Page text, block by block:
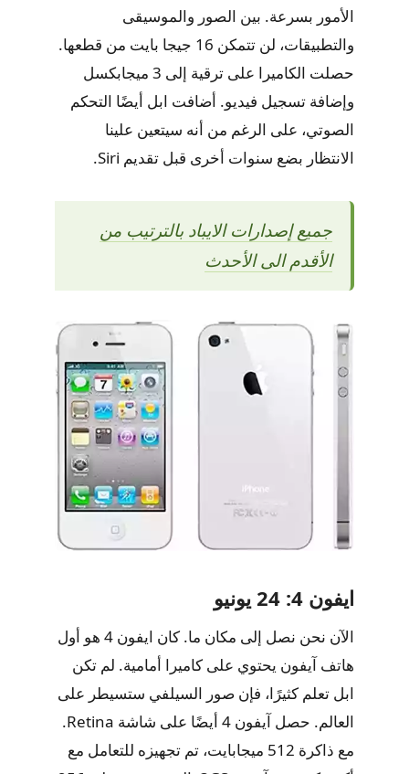
الأمور بسرعة. بين الصور والموسيقى
والتطبيقات، لن تتمكن 16 جيجا بايت من قطعها.
حصلت الكاميرا على ترقية إلى 3 ميجابكسل
وإضافة تسجيل فيديو. أضافت ابل أيضًا التحكم
الصوتي، على الرغم من أنه سيتعين علينا
الانتظار بضع سنوات أخرى قبل تقديم Siri.
جميع إصدارات الايباد بالترتيب من
الأقدم الى الأحدث
ايفون 4: 24 يونيو
الآن نحن نصل إلى مكان ما. كان ايفون 4 هو أول
هاتف آيفون يحتوي على كاميرا أمامية. لم تكن
ابل تعلم كثيرًا، فإن صور السيلفي ستسيطر على
العالم. حصل آيفون 4 أيضًا على شاشة Retina.
مع ذاكرة 512 ميجابايت، تم تجهيزه للتعامل مع